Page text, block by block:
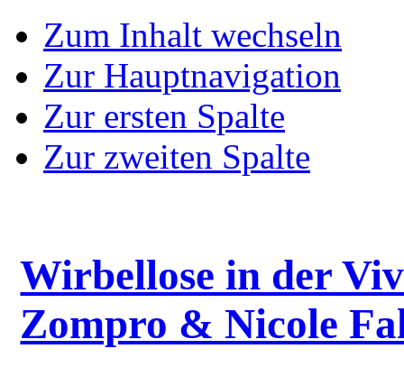
Zum Inhalt wechseln
Zur Hauptnavigation
Zur ersten Spalte
Zur zweiten Spalte
Wirbellose in der
Zompro & Nicole